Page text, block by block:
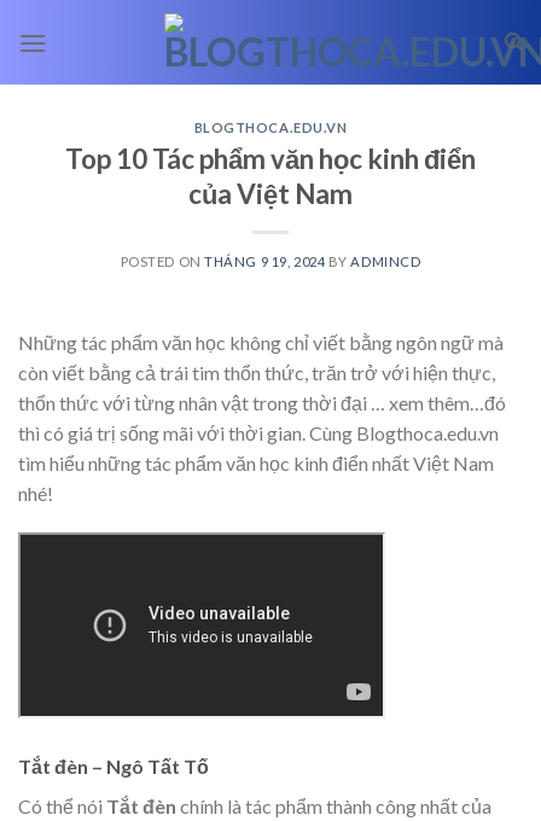
BLOGTHOCA.EDU.VN
Top 10 Tác phẩm văn học kinh điển
của Việt Nam
POSTED ONTHÁNG 9 19, 2024 BY ADMINCD
Những tác phẩm văn học không chỉ viết bằng ngôn ngữ mà
còn viết bằng cả trái tim thổn thức, trăn trở với hiện thực,
thổn thức với từng nhân vật trong thời đại
… xem thêm… đó
thì có giá trị sống mãi với thời gian. Cùng Blogthoca.edu.vn
tìm hiểu những tác phẩm văn học kinh điển nhất Việt Nam
nhé!
Tắt đèn – Ngô Tất Tố
Có thể nói Tắt đèn chính là tác phẩm thành công nhất của